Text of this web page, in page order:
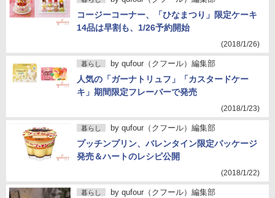
コージーコーナー、「ひなまつり」限定ケーキ
14品は早割も、1/26予約開始
(2018/1/26)
暮らし by qufour（クフール）編集部
人気の「ガーナトリュフ」「カスタードケー
キ」期間限定フレーバーで発売
(2018/1/23)
暮らし by qufour（クフール）編集部
プッチンプリン、バレンタイン限定パッケージ
発売＆ハートのレシピ公開
(2018/1/22)
暮らし by qufour（クフール）編集部